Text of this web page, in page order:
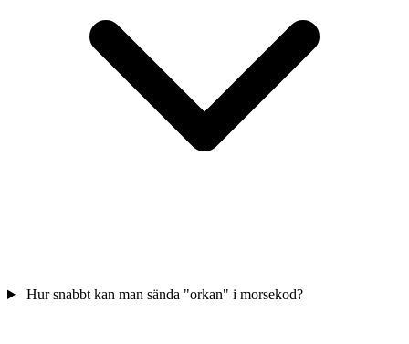
Hur snabbt kan man sända "orkan" i morsekod?